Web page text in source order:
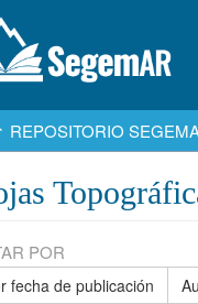
REPOSITORIO
POR
fecha de publicación